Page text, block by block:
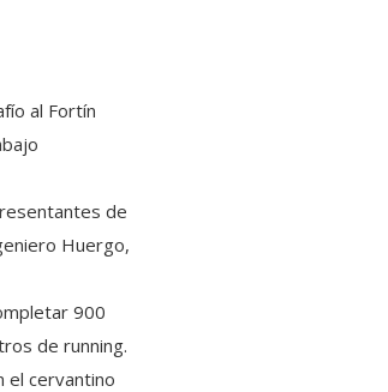
al Fortín
de
Huergo,
900
de running.
el cervantino